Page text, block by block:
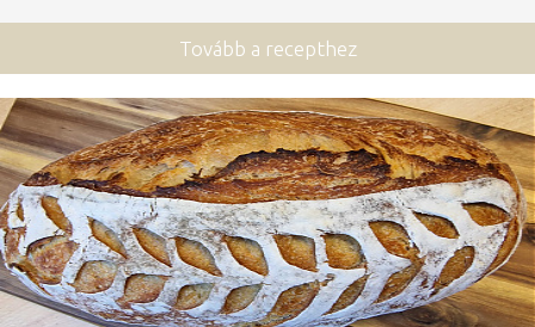
Tovább a recepthez